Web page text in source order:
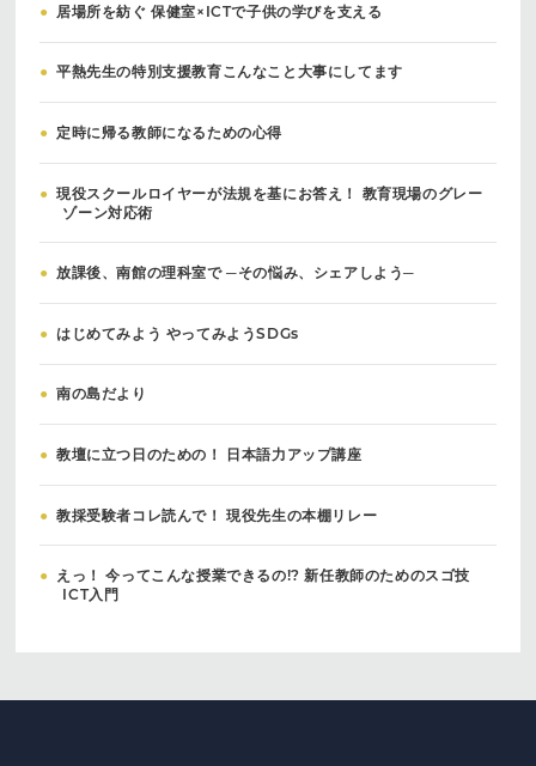
● 居場所を紡ぐ 保健室×ICTで子供の学びを支える
● 平熱先生の特別支援教育こんなこと大事にしてます
● 定時に帰る教師になるための心得
● 現役スクールロイヤーが法規を基にお答え！ 教育現場のグレー
ゾーン対応術
● 放課後、南館の理科室で ─その悩み、シェアしよう─
● はじめてみよう やってみようSDGs
● 南の島だより
● 教壇に立つ日のための！ 日本語力アップ講座
● 教採受験者コレ読んで！ 現役先生の本棚リレー
● えっ！ 今ってこんな授業できるの!? 新任教師のためのスゴ技
ICT入門